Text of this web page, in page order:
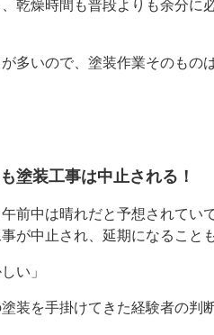
乾燥時間も普段よりも余分に
多いので、塗装作業そのもの
塗装工事は中止される！
前中は晴れだと予想されてい
が中止され、延期になること
い」
装を手掛けてきた経験者の判